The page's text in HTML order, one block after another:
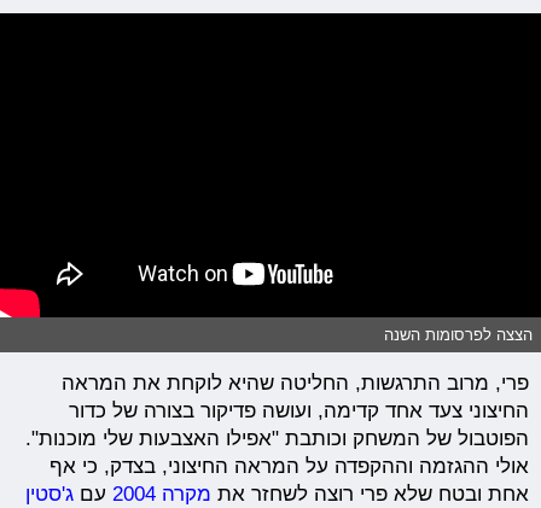
הצצה לפרסומות השנה
פרי, מרוב התרגשות, החליטה שהיא לוקחת את המראה
החיצוני צעד אחד קדימה, ועושה פדיקור בצורה של כדור
הפוטבול של המשחק וכותבת "אפילו האצבעות שלי מוכנות".
אולי ההגזמה וההקפדה על המראה החיצוני, בצדק, כי אף
אחת ובטח שלא פרי רוצה לשחזר את מקרה 2004 עםג'סטין